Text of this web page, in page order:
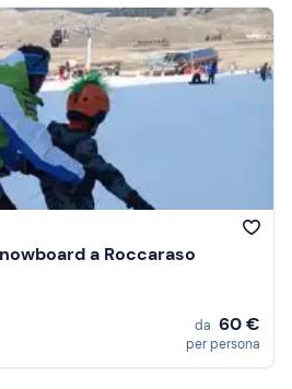
a Roccaraso
da 60 €
per persona